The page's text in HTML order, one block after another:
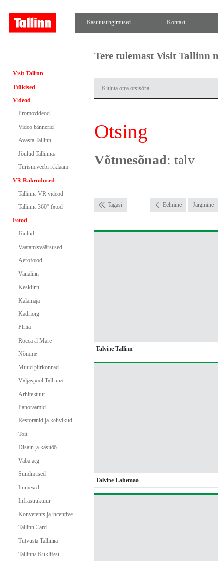
Kasutustingimused Kontakt
Visit Tallinn
Trükised
Videod
Promovideod
Video bännerid
Avasta Tallinn
Jõulud Tallinnas
Turismiveebi reklaam
VR Rakendused
Tallinna VR videod
Tallinna 360° fotod
Fotod
Jõulud
Vaatamisväärsused
Aerofotod
Vanalinn
Kesklinn
Kalamaja
Kadriorg
Pirita
Rocca al Mare
Nõmme
Muud piirkonnad
Väljaspool Tallinna
Arhitektuur
Panoraamid
Restoranid ja kohvikud
Toit
Disain ja käsitöö
Vaba aeg
Sündmused
Inimesed
Infrastruktuur
Konverents ja incentive
Tallinn Card
Tutvusta Tallinna
Tallinna Kuklifest
Tere tulemast Visit Tallinn
Otsing
Võtmesõnad: talv
Tagasi Eelmine Järgmine
Talvine Tallinn
Talvine Lahemaa